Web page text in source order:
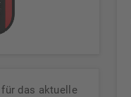
das aktuelle